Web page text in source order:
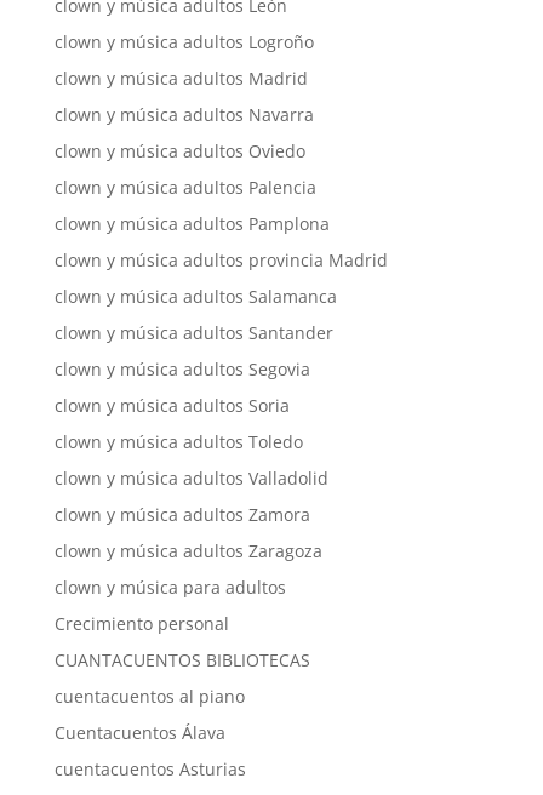
clown y música adultos León
clown y música adultos Logroño
clown y música adultos Madrid
clown y música adultos Navarra
clown y música adultos Oviedo
clown y música adultos Palencia
clown y música adultos Pamplona
clown y música adultos provincia Madrid
clown y música adultos Salamanca
clown y música adultos Santander
clown y música adultos Segovia
clown y música adultos Soria
clown y música adultos Toledo
clown y música adultos Valladolid
clown y música adultos Zamora
clown y música adultos Zaragoza
clown y música para adultos
Crecimiento personal
CUANTACUENTOS BIBLIOTECAS
cuentacuentos al piano
Cuentacuentos Álava
cuentacuentos Asturias